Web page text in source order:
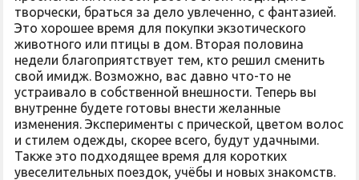
творчески, браться за дело увлеченно, с фантазией.
Это хорошее время для покупки экзотического
животного или птицы в дом. Вторая половина
недели благоприятствует тем, кто решил сменить
свой имидж. Возможно, вас давно что-то не
устраивало в собственной внешности. Теперь вы
внутренне будете готовы внести желанные
изменения. Эксперименты с прической, цветом волос
и стилем одежды, скорее всего, будут удачными.
Также это подходящее время для коротких
увеселительных поездок, учёбы и новых знакомств.